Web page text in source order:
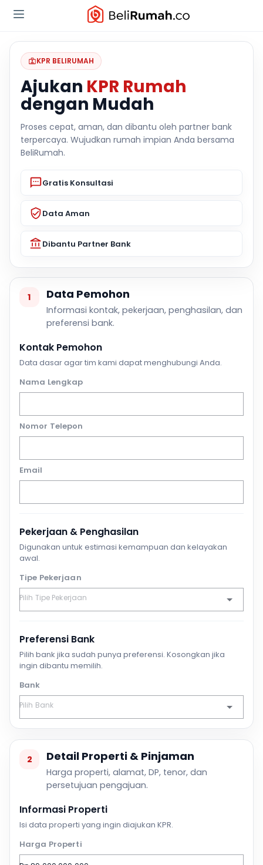
KPR BELIRUMAH
Ajukan KPR Rumah
dengan Mudah
Proses cepat, aman, dan dibantu oleh partner bank
terpercaya. Wujudkan rumah impian Anda bersama
BeliRumah.
Gratis Konsultasi
Data Aman
Dibantu Partner Bank
1 Data Pemohon
Informasi kontak, pekerjaan, penghasilan, dan
preferensi bank.
Kontak Pemohon
Data dasar agar tim kami dapat menghubungi Anda.
Nama Lengkap
Nomor Telepon
Email
Pekerjaan & Penghasilan
Digunakan untuk estimasi kemampuan dan kelayakan
awal.
Tipe Pekerjaan
Preferensi Bank
Pilih bank jika sudah punya preferensi. Kosongkan jika
ingin dibantu memilih.
Bank
2 Detail Properti & Pinjaman
Harga properti, alamat, DP, tenor, dan
persetujuan pengajuan.
Informasi Properti
Isi data properti yang ingin diajukan KPR.
Harga Properti